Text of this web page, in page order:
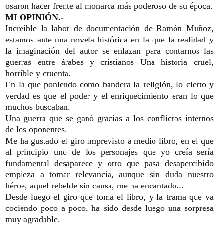
osaron hacer frente al monarca más poderoso de su época.
MI OPINIÓN.-
Increíble la labor de documentación de Ramón Muñoz,
estamos ante una novela histórica en la que la realidad y
la imaginación del autor se enlazan para contarnos las
guerras entre árabes y cristianos Una historia cruel,
horrible y cruenta.
En la que poniendo como bandera la religión, lo cierto y
verdad es que el poder y el enriquecimiento eran lo que
muchos buscaban.
Una guerra que se ganó gracias a los conflictos internos
de los oponentes.
Me ha gustado el giro imprevisto a medio libro, en el que
al principio uno de los personajes que yo creía sería
fundamental desaparece y otro que pasa desapercibido
empieza a tomar relevancia, aunque sin duda nuestro
héroe, aquel rebelde sin causa, me ha encantado...
Desde luego el giro que toma el libro, y la trama que va
cociendo poco a poco, ha sido desde luego una sorpresa
muy agradable.